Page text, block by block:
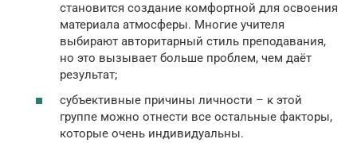
становится создание комфортной для освоения
материала атмосферы. Многие учителя
выбирают авторитарный стиль преподавания,
но это вызывает больше проблем, чем даёт
результат;
субъективные причины личности – к этой
группе можно отнести все остальные факторы,
которые очень индивидуальны.